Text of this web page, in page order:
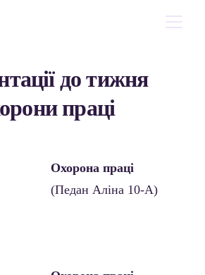
до тижня
праці
Охорона праці
(Педан Аліна 10-А)